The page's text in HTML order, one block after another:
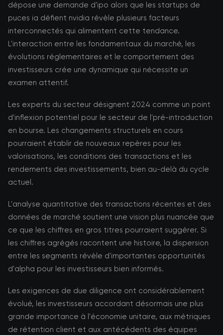
dépose une demande d'ipo alors que les startups de
puces ia défient nvidia révèle plusieurs facteurs
interconnectés qui alimentent cette tendance.
L'interaction entre les fondamentaux du marché, les
évolutions réglementaires et le comportement des
investisseurs crée une dynamique qui nécessite un
examen attentif.
Les experts du secteur désignent 2024 comme un point
d'inflexion potentiel pour le secteur de l'pré-introduction
en bourse. Les changements structurels en cours
pourraient établir de nouveaux repères pour les
valorisations, les conditions des transactions et les
rendements des investissements, bien au-delà du cycle
actuel.
L'analyse quantitative des transactions récentes et des
données de marché soutient une vision plus nuancée que
ce que les chiffres en gros titres pourraient suggérer. Si
les chiffres agrégés racontent une histoire, la dispersion
entre les segments révèle d'importantes opportunités
d'alpha pour les investisseurs bien informés.
Les exigences de due diligence ont considérablement
évolué, les investisseurs accordant désormais une plus
grande importance à l'économie unitaire, aux métriques
de rétention client et aux antécédents des équipes